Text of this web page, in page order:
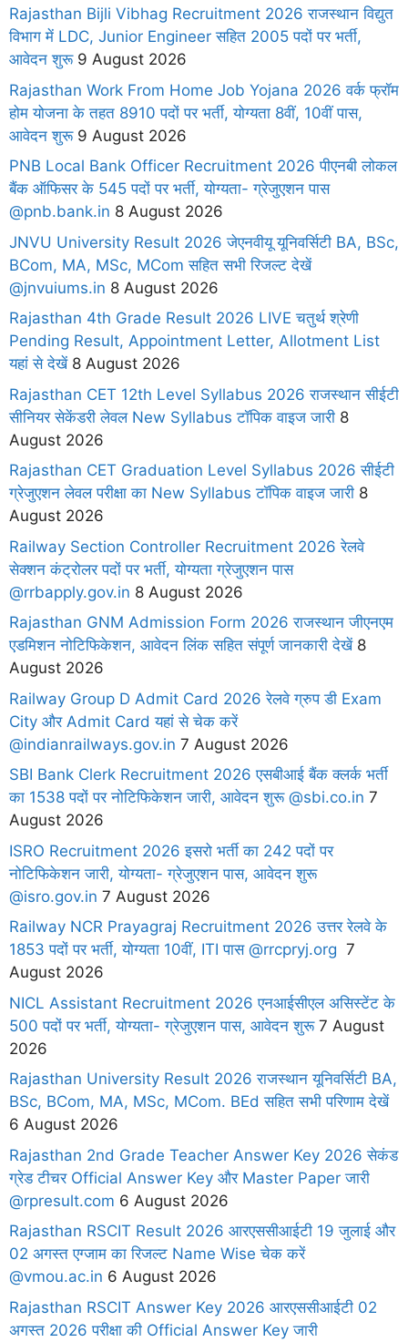
Rajasthan Bijli Vibhag Recruitment 2026 राजस्थान विद्युत
विभाग में LDC, Junior Engineer सहित 2005 पदों पर भर्ती,
आवेदन शुरू9 August 2026
Rajasthan Work From Home Job Yojana 2026 वर्क फ्रॉम
होम योजना के तहत 8910 पदों पर भर्ती, योग्यता 8वीं, 10वीं पास,
आवेदन शुरू9 August 2026
PNB Local Bank Officer Recruitment 2026 पीएनबी लोकल
बैंक ऑफिसर के 545 पदों पर भर्ती, योग्यता- ग्रेजुएशन पास
@pnb.bank.in 8 August 2026
JNVU University Result 2026 जेएनवीयू यूनिवर्सिटी BA, BSc,
BCom, MA, MSc, MCom सहित सभी रिजल्ट देखें
@jnvuiums.in 8 August 2026
Rajasthan 4th Grade Result 2026 LIVE चतुर्थ श्रेणी
Pending Result, Appointment Letter, Allotment List
यहां से देखें8 August 2026
Rajasthan CET 12th Level Syllabus 2026 राजस्थान सीईटी
सीनियर सेकेंडरी लेवल New Syllabus टॉपिक वाइज जारी 8
August 2026
Rajasthan CET Graduation Level Syllabus 2026 सीईटी
ग्रेजुएशन लेवल परीक्षा का New Syllabus टॉपिक वाइज जारी 8
August 2026
Railway Section Controller Recruitment 2026 रेलवे
सेक्शन कंट्रोलर पदों पर भर्ती, योग्यता ग्रेजुएशन पास
@rrbapply.gov.in 8 August 2026
Rajasthan GNM Admission Form 2026 राजस्थान जीएनएम
एडमिशन नोटिफिकेशन, आवेदन लिंक सहित संपूर्ण जानकारी देखें8
August 2026
Railway Group D Admit Card 2026 रेलवे ग्रुप डी Exam
City और Admit Card यहां से चेक करें
@indianrailways.gov.in 7 August 2026
SBI Bank Clerk Recruitment 2026 एसबीआई बैंक क्लर्क भर्ती
का 1538 पदों पर नोटिफिकेशन जारी, आवेदन शुरू @sbi.co.in 7
August 2026
ISRO Recruitment 2026 इसरो भर्ती का 242 पदों पर
नोटिफिकेशन जारी, योग्यता- ग्रेजुएशन पास, आवेदन शुरू
@isro.gov.in 7 August 2026
Railway NCR Prayagraj Recruitment 2026 उत्तर रेलवे के
1853 पदों पर भर्ती, योग्यता 10वीं, ITI पास @rrcpryj.org 7
August 2026
NICL Assistant Recruitment 2026 एनआईसीएल असिस्टेंट के
500 पदों पर भर्ती, योग्यता- ग्रेजुएशन पास, आवेदन शुरू7 August
2026
Rajasthan University Result 2026 राजस्थान यूनिवर्सिटी BA,
BSc, BCom, MA, MSc, MCom. BEd सहित सभी परिणाम देखें
6 August 2026
Rajasthan 2nd Grade Teacher Answer Key 2026 सेकंड
ग्रेड टीचर Official Answer Key और Master Paper जारी
@rpresult.com 6 August 2026
Rajasthan RSCIT Result 2026 आरएससीआईटी 19 जुलाई और
02 अगस्त एग्जाम का रिजल्ट Name Wise चेक करें
@vmou.ac.in 6 August 2026
Rajasthan RSCIT Answer Key 2026 आरएससीआईटी 02
अगस्त 2026 परीक्षा की Official Answer Key जारी